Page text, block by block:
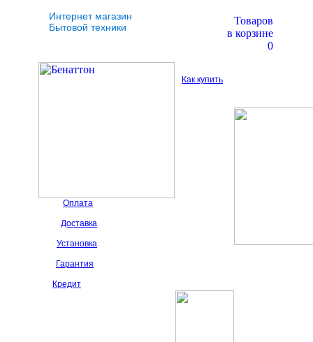
Интернет магазин
Бытовой техники
Товаров
в корзине
0
Как купить
Оплата
Доставка
Установка
Гарантия
Кредит